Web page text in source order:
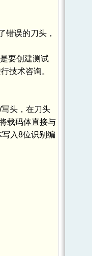
错误的刀头，
要创建测试
技术咨询。
头，在刀头
载码体直接与
入8位识别编